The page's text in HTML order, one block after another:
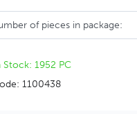
of pieces in package:
Stock: 1952 PC
1100438